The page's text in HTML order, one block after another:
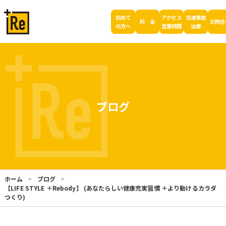
初めて
の方へ
料 金
アクセス
営業時間
交通事故
治療
お問
ブログ
ホーム
ブログ
【LIFE STYLE ＋Rebody】 (あなたらしい健康充実習慣 ＋より動けるカラダ
つくり)